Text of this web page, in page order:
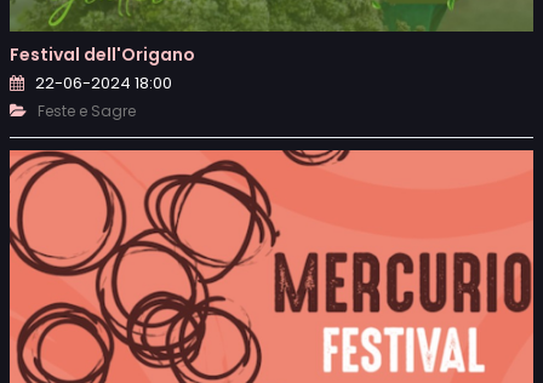
Festival dell'Origano
22-06-2024 18:00
Feste e Sagre